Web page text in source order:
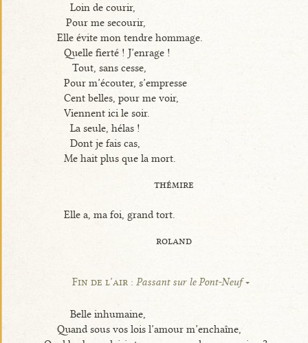
Loin de courir,
Pour me secourir,
Elle évite mon tendre hommage.
Quelle fierté ! J’enrage !
Tout, sans cesse,
Pour m’écouter, s’empresse
Cent belles, pour me voir,
Viennent ici le soir.
La seule, hélas !
Dont je fais cas,
Me hait plus que la mort.
thémire
Elle a, ma foi, grand tort.
roland
Fin de l’air : Passant sur le Pont-Neuf
Belle inhumaine,
Quand sous vos lois l’amour m’enchaîne,